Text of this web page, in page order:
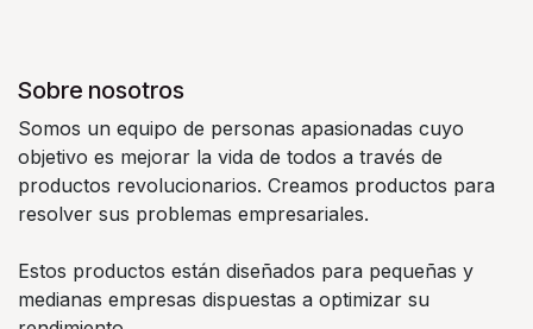
Sobre nosotros
Somos un equipo de personas apasionadas cuyo
objetivo es mejorar la vida de todos a través de
productos revolucionarios. Creamos productos para
resolver sus problemas empresariales.
Estos productos están diseñados para pequeñas y
medianas empresas dispuestas a optimizar su